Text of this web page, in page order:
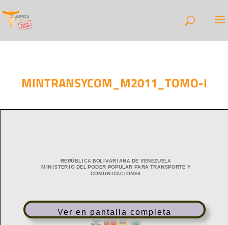
MINTRANSYCOM_M2011_TOMO-I
Ver en pantalla completa